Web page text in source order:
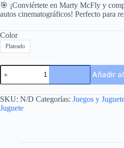
🎯 ¡Conviértete en Marty McFly y
autos cinematográficos! Perfecto para
Color
Plateado
Welly
1:24
Delorean
Volver
Al
Futuro
Añadir
SKU: N/D Categorías: Juegos y
Juguete